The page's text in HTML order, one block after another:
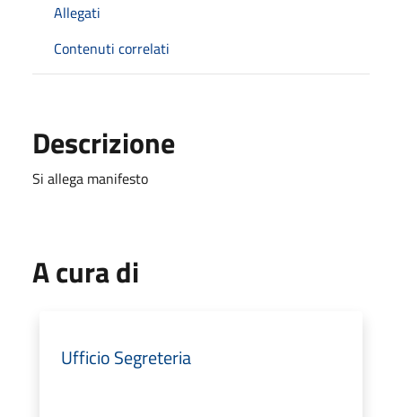
Allegati
Contenuti correlati
Descrizione
Si allega manifesto
A cura di
Ufficio Segreteria